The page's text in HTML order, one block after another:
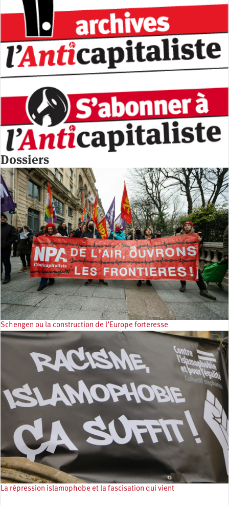
Dossiers
Schengen ou la construction de l’Europe forteresse
La répression islamophobe et la fascisation qui vient